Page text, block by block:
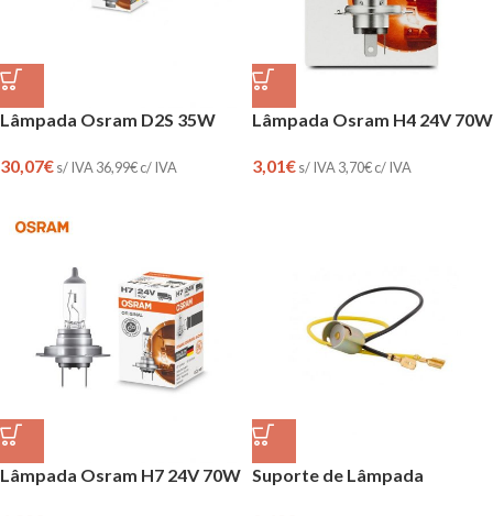
Lâmpada Osram D2S 35W
30,07€s/ IVA 36,99€c/ IVA
Lâmpada Osram H4 24V 70W
3,01€s/ IVA 3,70€c/ IVA
Lâmpada Osram H7 24V 70W Suporte de Lâmpada